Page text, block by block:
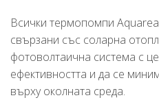
Всички термопомпи
свързани със соларна
фотоволтаична система с
ефективността и да се
върху околната среда.